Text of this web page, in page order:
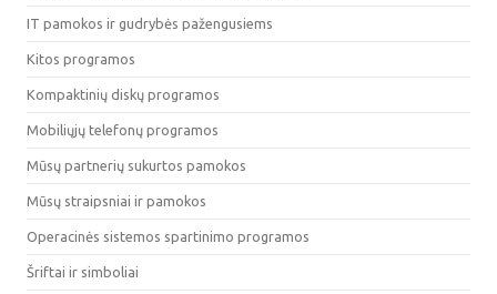
IT pamokos ir gudrybės pažengusiems
Kitos programos
Kompaktinių diskų programos
Mobiliųjų telefonų programos
Mūsų partnerių sukurtos pamokos
Mūsų straipsniai ir pamokos
Operacinės sistemos spartinimo programos
Šriftai ir simboliai